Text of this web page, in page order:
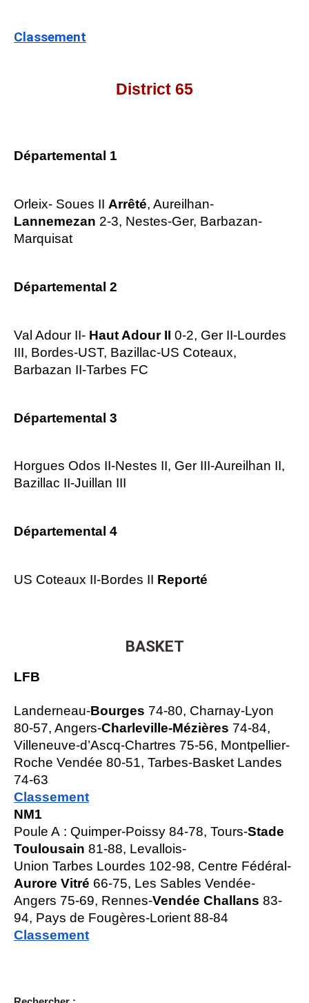
Classement
District 65
Départemental 1
Orleix- Soues II Arrêté, Aureilhan-
Lannemezan 2-3, Nestes-Ger, Barbazan-
Marquisat
Départemental 2
Val Adour II- Haut Adour II 0-2, Ger II-Lourdes
III, Bordes-UST, Bazillac-US Coteaux,
Barbazan II-Tarbes FC
Départemental 3
Horgues Odos II-Nestes II, Ger III-Aureilhan II,
Bazillac II-Juillan III
Départemental 4
US Coteaux II-Bordes II Reporté
BASKET
LFB
Landerneau-Bourges 74-80, Charnay-Lyon
80-57, Angers-Charleville-Mézières 74-84,
Villeneuve-d’Ascq-Chartres 75-56, Montpellier-
Roche Vendée 80-51, Tarbes-Basket Landes
74-63
Classement
NM1
Poule A : Quimper-Poissy 84-78, Tours-Stade
Toulousain 81-88, Levallois-
Union Tarbes Lourdes 102-98, Centre Fédéral-
Aurore Vitré 66-75, Les Sables Vendée-
Angers 75-69, Rennes-Vendée Challans 83-
94, Pays de Fougères-Lorient 88-84
Classement